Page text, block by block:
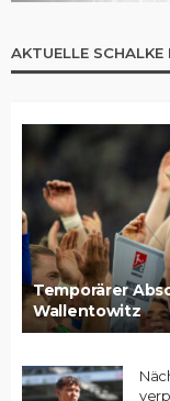
AKTUELLE SCHALKE
Temporärer
Wallentowitz